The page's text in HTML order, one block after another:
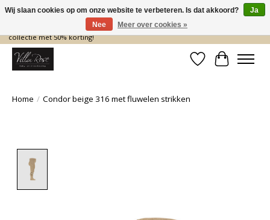
De nieuwe collectie komt eraan… en wij maken ruimte! Shop nu de zomer
collectie met 50% korting!
Verlanglijst
Home / Condor beige 316 met fluwelen strikken
Wij slaan cookies op om onze website te verbeteren. Is dat akkoord?
Ja
Nee
Meer over cookies »